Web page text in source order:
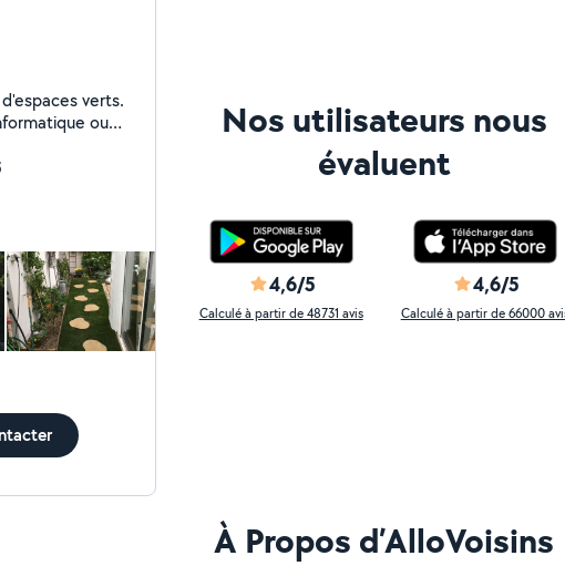
verts.
ou
Merci
Nos utilisateurs nous
évaluent
4,6/5
Calculé à partir de 48731 avis
4,6/5
Calculé à partir de 66000
À Propos d’AlloVoisins